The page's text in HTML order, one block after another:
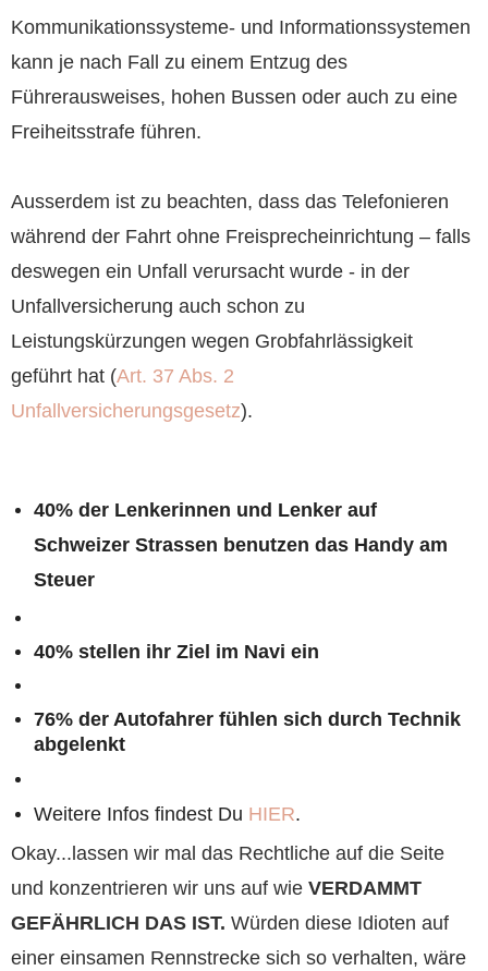
Kommunikationssysteme- und Informationssystemen
kann je nach Fall zu einem Entzug des
Führerausweises, hohen Bussen oder auch zu eine
Freiheitsstrafe führen.
Ausserdem ist zu beachten, dass das Telefonieren
während der Fahrt ohne Freisprecheinrichtung – falls
deswegen ein Unfall verursacht wurde - in der
Unfallversicherung auch schon zu
Leistungskürzungen wegen Grobfahrlässigkeit
geführt hat (Art. 37 Abs. 2
Unfallversicherungsgesetz).
40% der Lenkerinnen und Lenker auf
Schweizer Strassen benutzen das Handy am
Steuer
40% stellen ihr Ziel im Navi ein
76% der Autofahrer fühlen sich durch Technik
abgelenkt
Weitere Infos findest Du HIER.
Okay...lassen wir mal das Rechtliche auf die Seite
und konzentrieren wir uns auf wie VERDAMMT
GEFÄHRLICH DAS IST. Würden diese Idioten auf
einer einsamen Rennstrecke sich so verhalten, wäre